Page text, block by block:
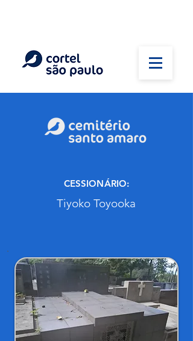
CESSIONÁRIO:
Tiyoko Toyooka